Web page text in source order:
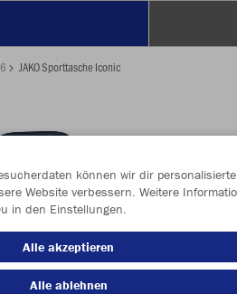
JAKO Sporttasche Iconic
können wir dir personalisierte
Website verbessern. Weitere
in den Einstellungen.
Alle akzeptieren
Alle ablehnen